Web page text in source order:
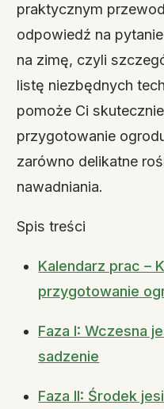
praktycznym
odpowiedź na
na zimę, czyli
listę niezbędnych
pomoże Ci
przygotowanie
zarówno delikatne
nawadniania.
Spis treści
Kalendarz prac –
przygotowanie
Faza I: Wczesna
sadzenie
Faza II: Środek